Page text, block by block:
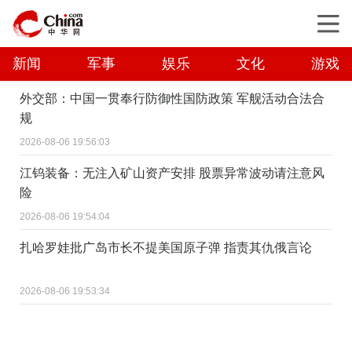
新闻 军事 娱乐 文化 游戏
外交部：中国一贯奉行防御性国防政策 军舰活动合法合
规
2026-08-06 19:56:03
江钨装备：无注入矿山资产安排 股票异常波动请注意风
险
2026-08-06 19:54:04
扎哈罗娃批广岛市长不提美国原子弹 指责其仇俄言论
2026-08-06 19:53:34